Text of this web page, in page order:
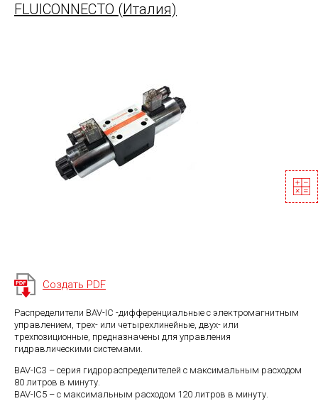
FLUICONNECTO (Италия)
Создать PDF
Распределители BAV-IC -дифференциальные с электромагнитным
управлением, трех- или четырехлинейные, двух- или
трехпозиционные, предназначены для управления
гидравлическими системами.
BAV-IC3 – серия гидрораспределителей с максимальным расходом
80 литров в минуту.
BAV-IC5 – с максимальным расходом 120 литров в минуту.